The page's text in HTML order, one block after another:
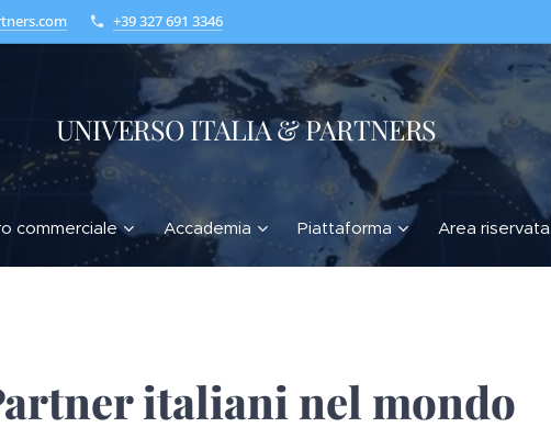
+39 327 691 3346
UNIVERSO ITALIA & PARTNERS
commerciale Accademia Piattaforma Area riservata
italiani nel mondo